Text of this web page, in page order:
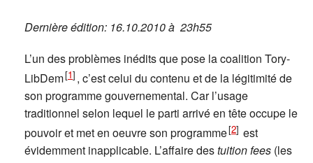
Dernière édition: 16.10.2010 à 23h55
L’un des problèmes inédits que pose la coalition Tory-
LibDem[1] , c’est celui du contenu et de la légitimité de
son programme gouvernemental. Car l’usage
traditionnel selon lequel le parti arrivé en tête occupe le
pouvoir et met en oeuvre son programme[2] est
évidemment inapplicable. L’affaire destuition fees (les